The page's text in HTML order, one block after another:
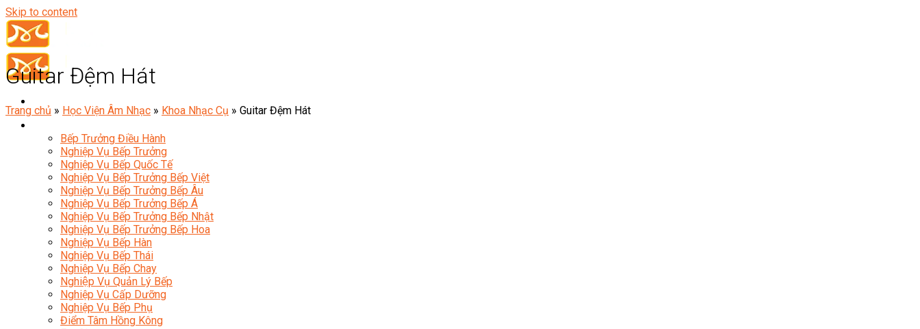
Skip to content
Bếp Trưởng Điều Hành
Nghiệp Vụ Bếp Trưởng
Nghiệp Vụ Bếp Quốc Tế
Nghiệp Vụ Bếp Trưởng Bếp Việt
Nghiệp Vụ Bếp Trưởng Bếp Âu
Nghiệp Vụ Bếp Trưởng Bếp Á
Nghiệp Vụ Bếp Trưởng Bếp Nhật
Nghiệp Vụ Bếp Trưởng Bếp Hoa
Nghiệp Vụ Bếp Hàn
Nghiệp Vụ Bếp Thái
Nghiệp Vụ Bếp Chay
Nghiệp Vụ Quản Lý Bếp
Nghiệp Vụ Cấp Dưỡng
Nghiệp Vụ Bếp Phụ
Điểm Tâm Hồng Kông
Guitar Đệm Hát
Trang chủ » Học Viện Âm Nhạc » Khoa Nhạc Cụ » Guitar Đệm Hát